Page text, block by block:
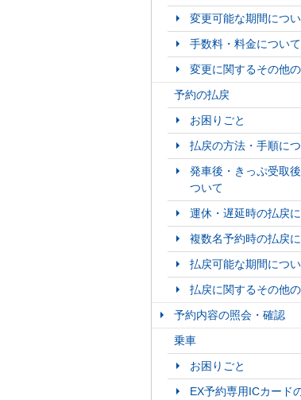
変更可能な期間につ
手数料・料金について
変更に関するその他
予約の払戻
お困りごと
払戻の方法・手順に
発車後・きっぷ受取
ついて
運休・遅延時の払戻
複数名予約時の払戻
払戻可能な期間につ
払戻に関するその他
予約内容の照会・確認
乗車
お困りごと
EX予約専用ICカード